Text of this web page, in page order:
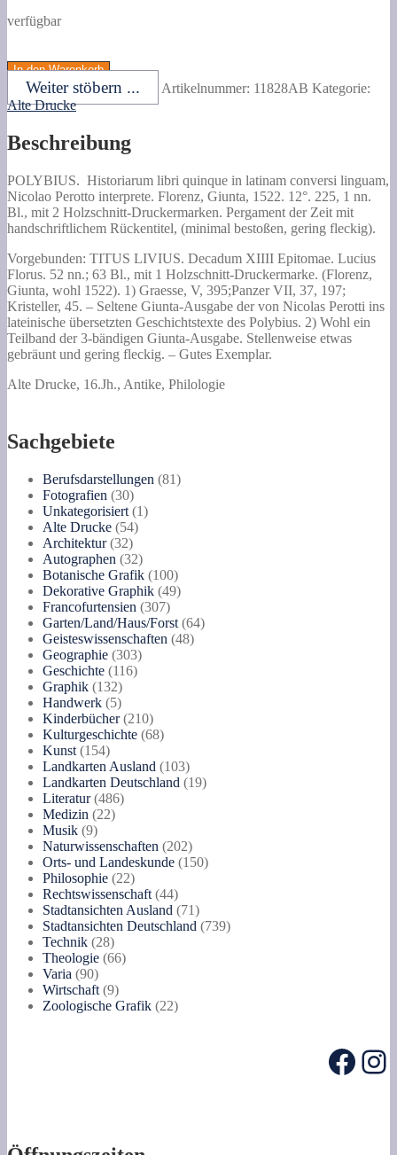
verfügbar
Historiarum
libri
quinque
in
conversi
Nicolao
Perotto
interprete.
Menge
In den Warenkorb
Weiter stöbern ... Artikelnummer: 11828AB Kategorie:
Alte Drucke
Beschreibung
POLYBIUS. Historiarum libri quinque in latinam conversi linguam,
Nicolao Perotto interprete. Florenz, Giunta, 1522. 12°. 225, 1 nn.
Bl., mit 2 Holzschnitt-Druckermarken. Pergament der Zeit mit
handschriftlichem Rückentitel, (minimal bestoßen, gering fleckig).
Vorgebunden: TITUS LIVIUS. Decadum XIIII Epitomae. Lucius
Florus. 52 nn.; 63 Bl., mit 1 Holzschnitt-Druckermarke. (Florenz,
Giunta, wohl 1522). 1) Graesse, V, 395;Panzer VII, 37, 197;
Kristeller, 45. – Seltene Giunta-Ausgabe der von Nicolas Perotti ins
lateinische übersetzten Geschichtstexte des Polybius. 2) Wohl ein
Teilband der 3-bändigen Giunta-Ausgabe. Stellenweise etwas
gebräunt und gering fleckig. – Gutes Exemplar.
Alte Drucke, 16.Jh., Antike, Philologie
Sachgebiete
Berufsdarstellungen 8181
Fotografien 3030
Produkte
Unkategorisiert 11
Alte Drucke 5454
Architektur 3232
Produkte
Autographen 3232
Produkte
Botanische Grafik 100100
Produkte
Dekorative Graphik 4949
Francofurtensien 307307
Produkte
Garten/Land/Haus/Forst 6464
Geisteswissenschaften 4848
Geographie 303303
Produkte
Geschichte 116116
Graphik 132132
Produkte
Handwerk 55
Produkte
Kinderbücher 210210
Produkte
Kulturgeschichte 6868
Kunst 154154
Produkte
Landkarten Ausland 103103
Produkte
Landkarten Deutschland 1919
Literatur 486486
Medizin 2222
Musik 99
Produkte
Naturwissenschaften 202202
Produkte
Orts- und Landeskunde 150150
Philosophie 2222
Produkte
Rechtswissenschaft 4444
Produkte
Stadtansichten Ausland 7171
Produkte
Stadtansichten Deutschland 739739
Technik 2828
Produkte
Theologie 6666
Varia 9090
Produkte
Wirtschaft 99
Produkte
Zoologische Grafik 2222